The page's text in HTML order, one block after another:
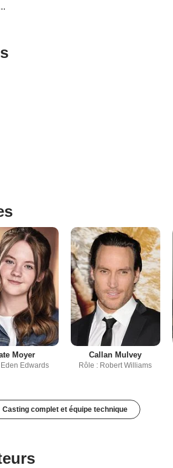
Moyer
Edwards
Callan Mulvey
Rôle : Robert Williams
Casting complet et équipe technique